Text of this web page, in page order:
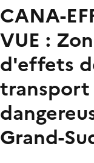
CANA-
VUE :
d'effets
transport
Grand-